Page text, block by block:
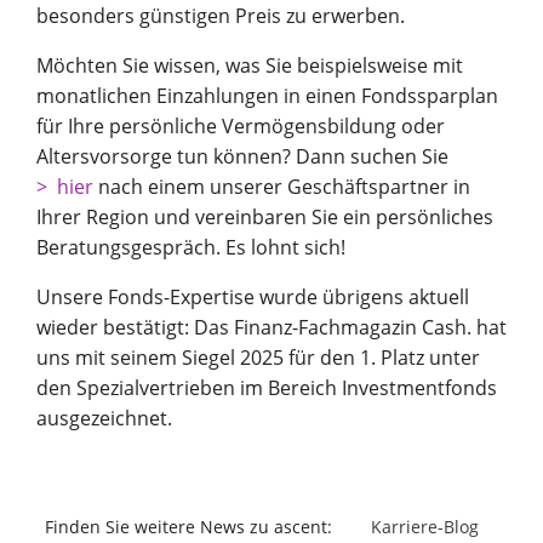
besonders günstigen Preis zu erwerben.
Möchten Sie wissen, was Sie beispielsweise mit
monatlichen Einzahlungen in einen Fondssparplan
für Ihre persönliche Vermögensbildung oder
Altersvorsorge tun können? Dann suchen Sie
hier nach einem unserer Geschäftspartner in
Ihrer Region und vereinbaren Sie ein persönliches
Beratungsgespräch. Es lohnt sich!
Unsere Fonds-Expertise wurde übrigens aktuell
wieder bestätigt: Das Finanz-Fachmagazin Cash. hat
uns mit seinem Siegel 2025 für den 1. Platz unter
den Spezialvertrieben im Bereich Investmentfonds
ausgezeichnet.
Finden Sie weitere News zu ascent:
Karriere-Blog